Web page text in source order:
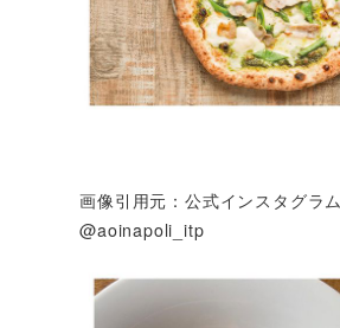
画像引用元：公式インスタグラム
@aoinapoli_itp